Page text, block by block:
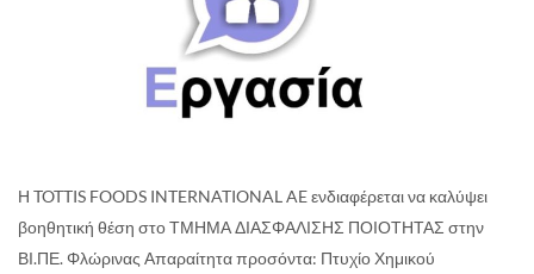
Η TOTTIS FOODS INTERNATIONAL AE ενδιαφέρεται να καλύψει
βοηθητική θέση στο ΤΜΗΜΑ ΔΙΑΣΦΑΛΙΣΗΣ ΠΟΙΟΤΗΤΑΣ στην
ΒΙ.ΠΕ. Φλώρινας Απαραίτητα προσόντα: Πτυχίο Χημικού